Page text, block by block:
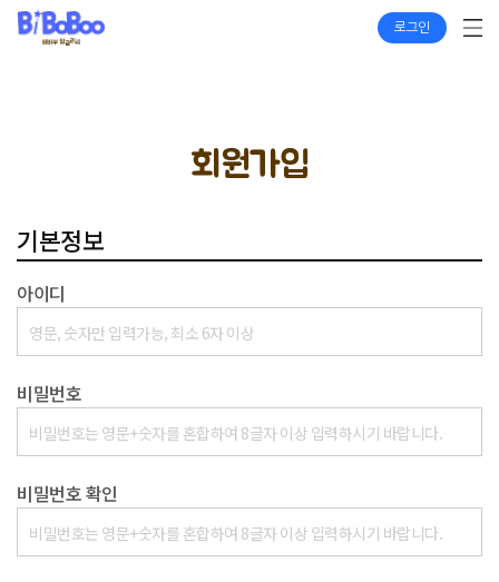
로그인
회원가입
기본정보
아이디
비밀번호
비밀번호 확인